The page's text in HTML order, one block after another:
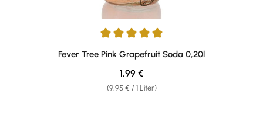
Durchschnittliche Bewertung von 5 von 5 Sternen
Fever Tree Pink Grapefruit Soda 0,20l
(9,95 € / 1 Liter)
Regulärer Preis:
1,99 €